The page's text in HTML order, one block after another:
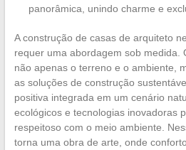
panorâmica, unindo charme e
A construção de casas de arquiteto
requer uma abordagem sob medida.
não apenas o terreno e o ambiente,
as soluções de construção
positiva integrada em um cenário
ecológicos e tecnologias inovadoras
respeitoso com o meio ambiente.
torna uma obra de arte, onde